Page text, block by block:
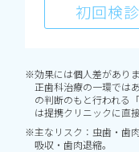
初回検
※効果には個人差があり
正歯科治療の一環では
の判断のもと行われる
は提携クリニックに直
※主なリスク：虫歯・歯
吸収・歯肉退縮。